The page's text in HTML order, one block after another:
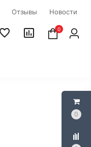
0
Отзывы Новости
0